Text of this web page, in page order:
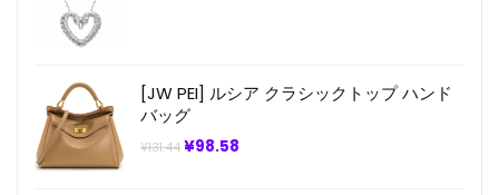
[JW PEI] ルシア クラシックトップ ハンド
バッグ
¥131.44 元
¥98.58